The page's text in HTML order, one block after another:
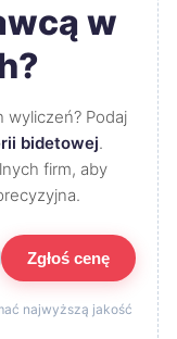
w
wyliczeń? Podaj
bidetowej.
firm, aby
Zgłoś cenę
najwyższą jakość